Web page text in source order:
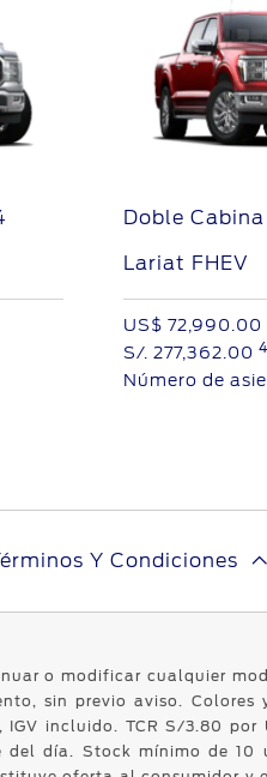
Doble
Lariat FHEV
US$ 72,990.00
S/. 277,362.00 4
Número de
Y Condiciones
o modificar cualquier
sin previo aviso. Colores
incluido. TCR S/3.80
día. Stock mínimo de 10